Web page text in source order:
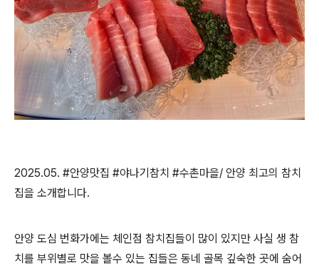
2025.05. #안양맛집 #야나기참치 #수촌마을/ 안양 최고의 참치
집을 소개합니다.
안양 도심 번화가에는 체인점 참치집들이 많이 있지만 사실 생 참
치를 부위별로 맛을 볼수 있는 집들은 동네 골목 깊숙한 곳에 숨어